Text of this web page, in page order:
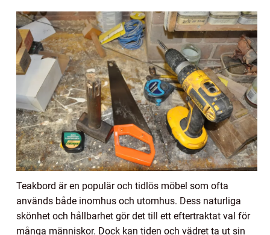
Teakbord är en populär och tidlös möbel som ofta
används både inomhus och utomhus. Dess naturliga
skönhet och hållbarhet gör det till ett eftertraktat val för
många människor. Dock kan tiden och vädret ta ut sin